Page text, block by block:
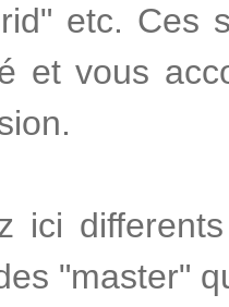
etc. Ces
et vous
ici
"master"